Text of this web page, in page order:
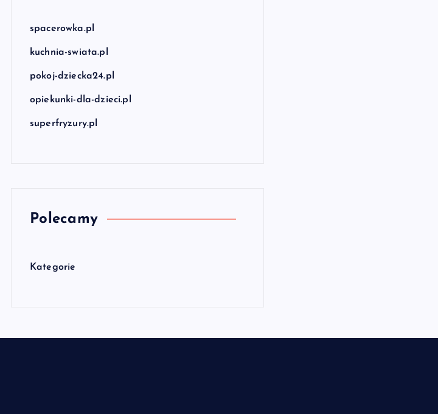
spacerowka.pl
kuchnia-swiata.pl
pokoj-dziecka24.pl
opiekunki-dla-dzieci.pl
superfryzury.pl
Polecamy
Kategorie